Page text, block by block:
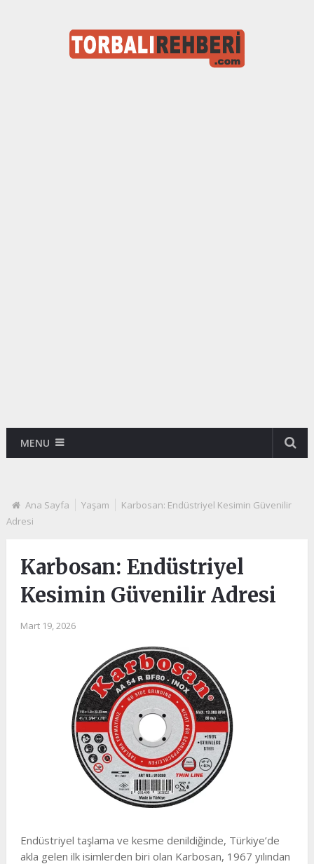
MENU
Ana Sayfa Yaşam
Karbosan: Endüstriyel Kesimin Güvenilir
Adresi
Karbosan: Endüstriyel
Kesimin Güvenilir Adresi
Mart 19, 2026
Endüstriyel taşlama ve kesme denildiğinde, Türkiye’de
akla gelen ilk isimlerden biri olan Karbosan, 1967 yılından